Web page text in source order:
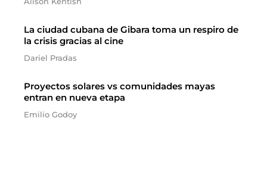
La ciudad cubana de Gibara toma un respiro de
la crisis gracias al cine
Dariel Pradas
Proyectos solares vs comunidades mayas
entran en nueva etapa
Emilio Godoy